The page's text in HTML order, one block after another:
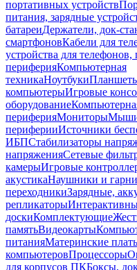
портативных устройств
питания, зарядные
батареиДержатели, док-
смартфоновКабели для
устройства для
периферияКомпьютерная
техникаНоутбуки
компьютерыИгровые
оборудование
периферияМониторы
периферииИсточники
ИБПСтабилизаторы
напряженияСетевые
камерыИгровые
акустикаНаушники и
переходникиЗарядные,
репликаторы
доскиКомплектующие
памятьВидеокарты
питанияМатеринские
компьютеровПроцессоры
для корпусов ПКБоксы,